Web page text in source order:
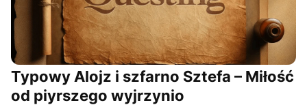
Typowy Alojz i szfarno Sztefa – Miłość
od piyrszego wyjrzynio